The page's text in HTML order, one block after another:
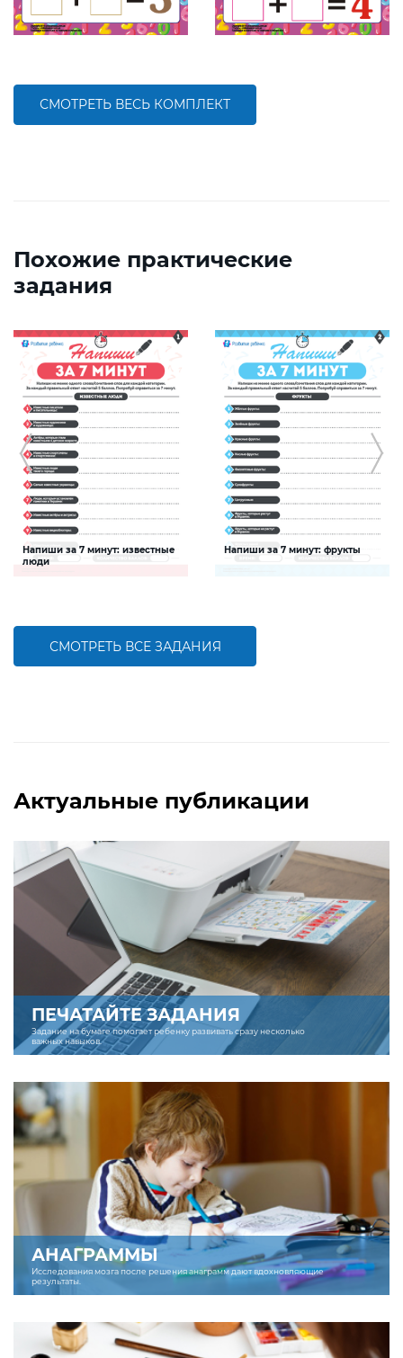
СМОТРЕТЬ ВЕСЬ КОМПЛЕКТ
Похожие практические
задания
Напиши за 7 минут: известные
люди
Напиши за 7 минут: фрукты
СМОТРЕТЬ ВСЕ ЗАДАНИЯ
Актуальные публикации
ПЕЧАТАЙТЕ ЗАДАНИЯ
Задание на бумаге помогает ребенку развивать сразу несколько
важных навыков.
АНАГРАММЫ
Исследования мозга после решения анаграмм дают вдохновляющие
результаты.